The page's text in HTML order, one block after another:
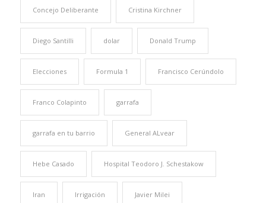
Concejo Deliberante Cristina Kirchner
Diego Santilli dolar Donald Trump
Elecciones Formula 1 Francisco Cerúndolo
Franco Colapinto garrafa
garrafa en tu barrio General ALvear
Hebe Casado Hospital Teodoro J. Schestakow
Iran Irrigación Javier Milei